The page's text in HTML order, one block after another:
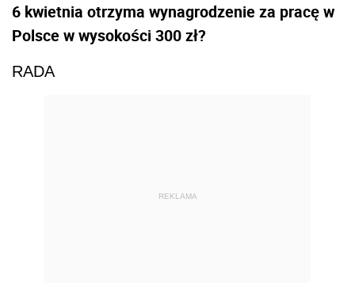
6 kwietnia otrzyma wynagrodzenie za pracę w
Polsce w wysokości 300 zł?
RADA
REKLAMA